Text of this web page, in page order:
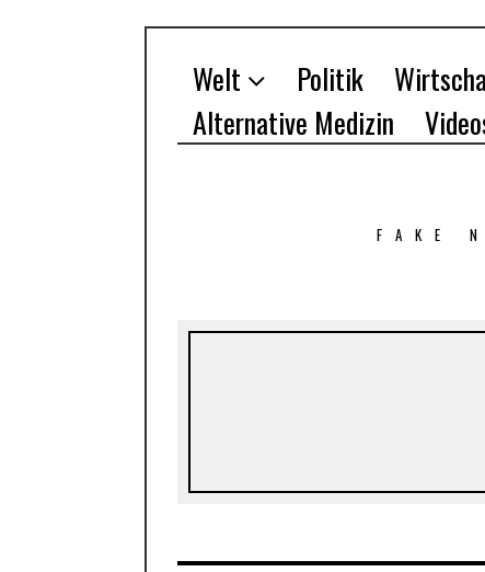
Welt Politik
Alternative Medizin
FAKE